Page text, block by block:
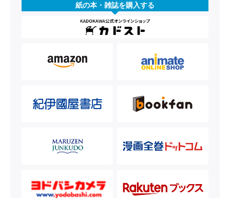
紙の本・雑誌を購入する